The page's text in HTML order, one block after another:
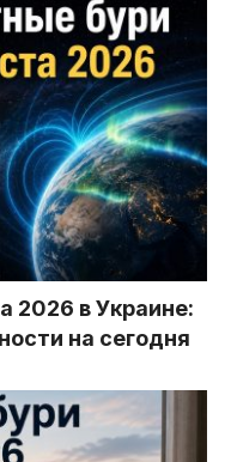
2026 в Украине:
на сегодня